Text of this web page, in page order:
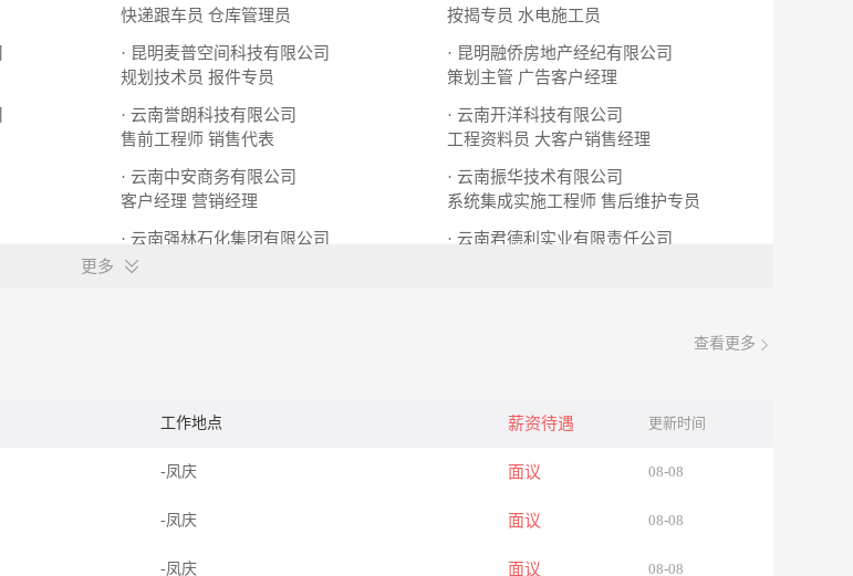
快递跟车员 仓库管理员
按揭专员 水电施工员
· 昆明麦普空间科技有限公司
规划技术员 报件专员
· 昆明融侨房地产经纪有限公司
策划主管 广告客户经理
· 云南誉朗科技有限公司
售前工程师 销售代表
· 云南开洋科技有限公司
工程资料员 大客户销售经理
· 云南中安商务有限公司
客户经理 营销经理
· 云南振华技术有限公司
系统集成实施工程师 售后维护专员
· 云南强林石化集团有限公司
加油站站长
· 云南君德利实业有限责任公司
更多
查看更多
工作地点 薪资待遇 更新时间
-凤庆 面议 08-08
-凤庆 面议 08-08
-凤庆 面议 08-08